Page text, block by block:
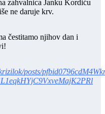
zahvalnica Janku Kordiću
ne daruje krv.
čestitamo njihov dan i
posts/